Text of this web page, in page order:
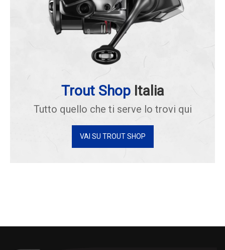
Trout ShopItalia
Tutto quello che ti serve lo trovi qui
VAI SU TROUT SHOP